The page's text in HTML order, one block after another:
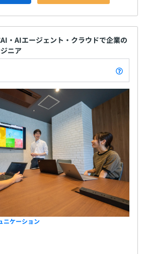
AI・AIエージェント・クラウドで企業の
ニア
ニケーション